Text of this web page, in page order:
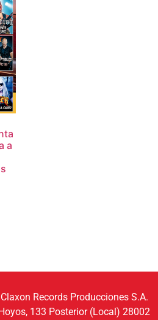
a
Records Producciones S.A.
133 Posterior (Local) 28002